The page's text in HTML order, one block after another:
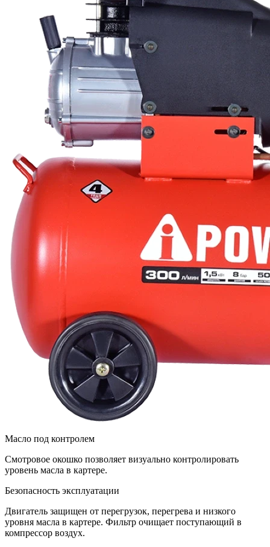
Масло под контролем
Смотровое окошко позволяет визуально контролировать
уровень масла в картере.
Безопасность эксплуатации
Двигатель защищен от перегрузок, перегрева и низкого
уровня масла в картере. Фильтр очищает поступающий в
компрессор воздух.